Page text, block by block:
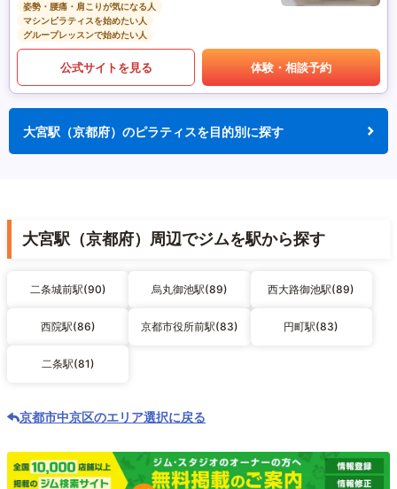
姿勢・腰痛・肩こりが気になる人
マシンピラティスを始めたい人
グループレッスンで始めたい人
公式サイトを見る 体験・相談予約
大宮駅（京都府）のピラティスを目的別に探す
大宮駅（京都府）周辺でジムを駅から探す
二条城前駅(90) 烏丸御池駅(89) 西大路御池駅(89)
西院駅(86) 京都市役所前駅(83) 円町駅(83)
二条駅(81)
京都市中京区のエリア選択に戻る